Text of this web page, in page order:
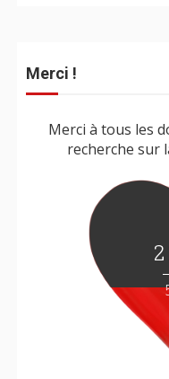
Merci !
Merci à tous les
recherche sur